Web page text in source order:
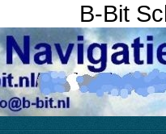
B-Bit